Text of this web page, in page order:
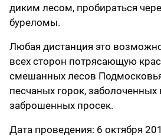
диким лесом, пробираться
буреломы.
Любая дистанция это
всех сторон потрясающую
смешанных лесов
песчаных горок, заболоченных
заброшенных просек.
Дата проведения: 6 октября